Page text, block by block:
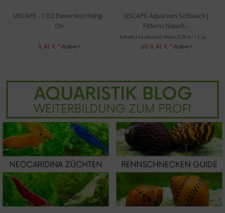
USCAPE Aquarium Schlauch |
Filterschlauch...
ab 8,41 € * 9,90 € *
USCAPE - CO2 Dauertest
Testflüssigkeit 20...
Inhalt0.03 Liter(296,67 € * / 1 Liter)
8,90 € * 9,90 € *